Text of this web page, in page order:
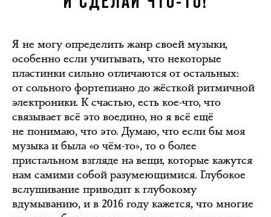
Я не могу определить жанр своей музыки,
особенно если учитывать, что некоторые
пластинки сильно отличаются от остальных:
от сольного фортепиано до жёсткой ритмичной
электроники. К счастью, есть кое-что, что
связывает всё это воедино, но я всё ещё
не понимаю, что это. Думаю, что если бы моя
музыка и была «о чём-то», то о более
пристальном взгляде на вещи, которые кажутся
нам самими собой разумеющимися. Глубокое
вслушивание приводит к глубокому
вдумыванию, и в 2016 году кажется, что многие